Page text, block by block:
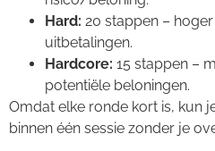
Hard: 20 stappen –
uitbetalingen.
Hardcore: 15 stappen –
potentiële beloningen.
Omdat elke ronde kort is, kun
binnen één sessie zonder je